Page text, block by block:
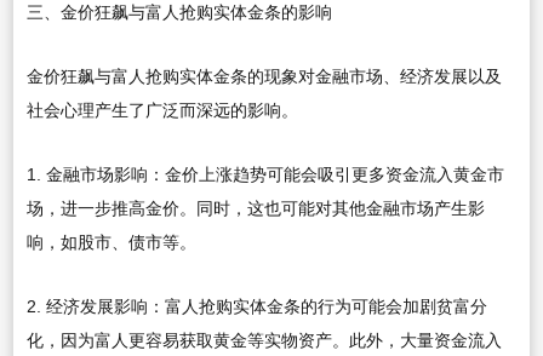
三、金价狂飙与富人抢购实体金条的影响
金价狂飙与富人抢购实体金条的现象对金融市场、经济发展以及
社会心理产生了广泛而深远的影响。
1. 金融市场影响：金价上涨趋势可能会吸引更多资金流入黄金市
场，进一步推高金价。同时，这也可能对其他金融市场产生影
响，如股市、债市等。
2. 经济发展影响：富人抢购实体金条的行为可能会加剧贫富分
化，因为富人更容易获取黄金等实物资产。此外，大量资金流入